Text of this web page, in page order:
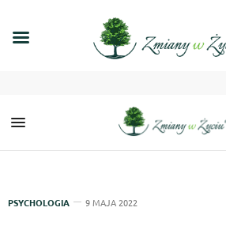
PSYCHOLOGIA 9 MAJA 2022